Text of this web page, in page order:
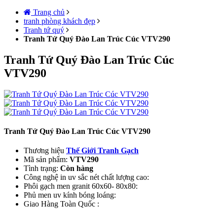
Trang chủ
tranh phòng khách đẹp
Tranh tứ quý
Tranh Tứ Quý Đào Lan Trúc Cúc VTV290
Tranh Tứ Quý Đào Lan Trúc Cúc
VTV290
Tranh Tứ Quý Đào Lan Trúc Cúc VTV290
Thương hiệu Thế Giới Tranh Gạch
Mã sản phẩm: VTV290
Tình trạng: Còn hàng
Công nghệ in uv sắc nét chất lượng cao:
Phôi gạch men granit 60x60- 80x80:
Phủ men uv kính bóng loáng:
Giao Hàng Toàn Quốc :